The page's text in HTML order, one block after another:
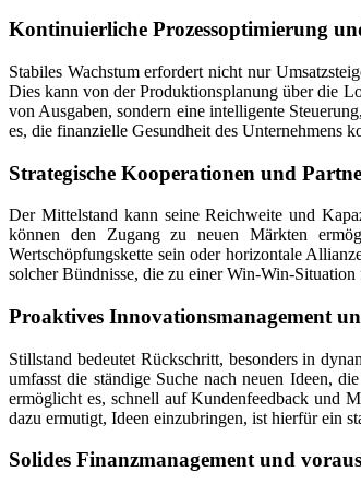
Kontinuierliche Prozessoptimierung
Stabiles Wachstum erfordert nicht nur
Dies kann von der Produktionsplanung über die
von Ausgaben, sondern eine intelligente
es, die finanzielle Gesundheit des Unternehmens
Strategische Kooperationen und
Der Mittelstand kann seine Reichweite und
können den Zugang zu neuen Märkten
Wertschöpfungskette sein oder horizontale
solcher Bündnisse, die zu einer Win-Win-
Proaktives Innovationsmanagement
Stillstand bedeutet Rückschritt, besonders in
umfasst die ständige Suche nach neuen Ideen,
ermöglicht es, schnell auf Kundenfeedback und
dazu ermutigt, Ideen einzubringen, ist hierfür ein
Solides Finanzmanagement und